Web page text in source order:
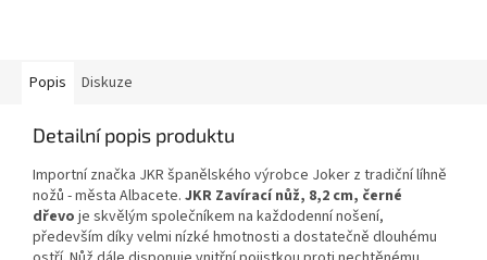
Popis Diskuze
Detailní popis produktu
Importní značka JKR španělského výrobce Joker z tradiční líhně
nožů - města Albacete. JKR Zavírací nůž, 8,2 cm, černé
dřevo je skvělým společníkem na každodenní nošení,
především díky velmi nízké hmotnosti a dostatečně dlouhému